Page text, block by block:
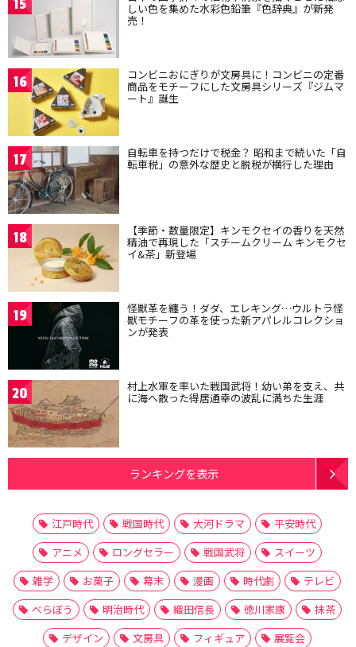
15 しい色を集めた水彩色鉛筆『色辞典』が新発
売！
16 コンビニおにぎりが文房具に！コンビニの定番
商品をモチーフにした文房具シリーズ『ジムマ
ート』誕生
17 自転車を持つだけで税金？ 昭和まで続いた「自
転車税」の意外な歴史と脱税が横行した理由
18 【季節・数量限定】キンモクセイの香りを天然
精油で再現した「スチームクリーム キンモクセ
イ&茶」新登場
19 怪獣革を纏う！ダダ、エレキング…ウルトラ怪
獣モチーフの革を使った新アパレルコレクショ
ンが発表
20 村上水軍を率いた戦国武将！幼い弟を支え、共
に海へ散った得居通幸の波乱に満ちた生涯
ランキングを表示
江戸時代 戦国時代 大河ドラマ
平安時代
アニメ
ロングセラー 戦国武将
スイーツ
雑学
お菓子 幕末 漫画 時代劇
テレビ
べらぼう
明治時代 織田信長 徳川家康
抹茶
デザイン
文房具 フィギュア
展覧会